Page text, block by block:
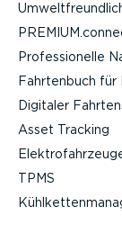
Profes­sio­nelle
Fahrtenbuch für
Digitaler
Asset Tracking
TPMS